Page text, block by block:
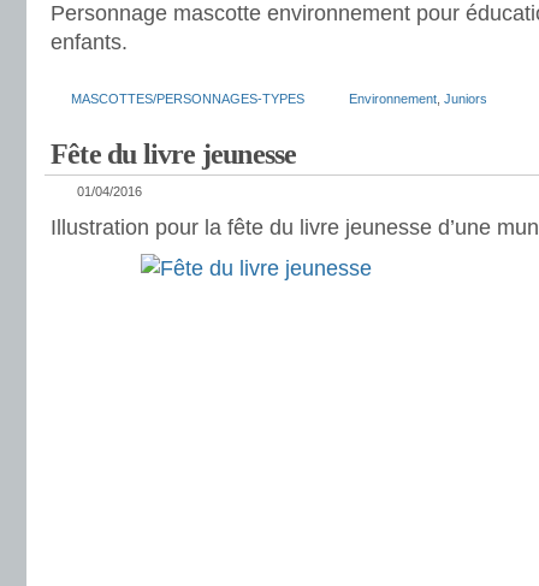
Personnage mascotte environnement pour
enfants.
MASCOTTES/PERSONNAGES-TYPES Environnement Juniors
Fête du livre jeunesse
01/04/2016
Illustration pour la fête du livre jeunesse d’une